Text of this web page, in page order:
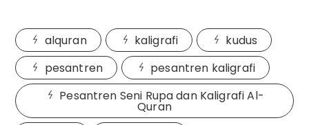
alquran kaligrafi
kudus
pesantren
pesantren kaligrafi
Pesantren Seni Rupa dan Kaligrafi Al-
Quran